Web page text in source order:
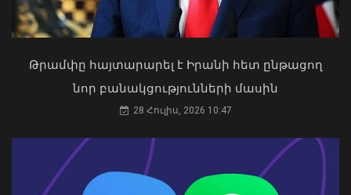
Արտակարգ դեպք Երևանում․ կոտրել
են «Հույս բոլոր մարդկանց»
հիմնադրամի շենքի մի քանի
«Ուժեղ Հայաստան»-ը դեմ է
քվեարկելու ԱԺ նախագահի
պաշտոնում Ռուբեն Ռուբինյանի
03 Օգոստոս, 2026 13:13
Թրամփը հայտարարել է Իրանի հետ ընթացող
նոր բանակցությունների մասին
28 Հուլիս, 2026 10:47